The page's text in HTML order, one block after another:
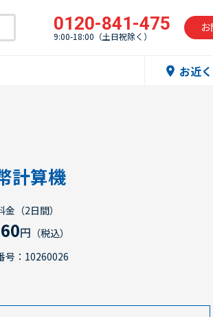
0120-841-475
9:00-18:00（土日祝除く）
location_on お近
計算機
金（2日間）
円 （税込）
号：10260026